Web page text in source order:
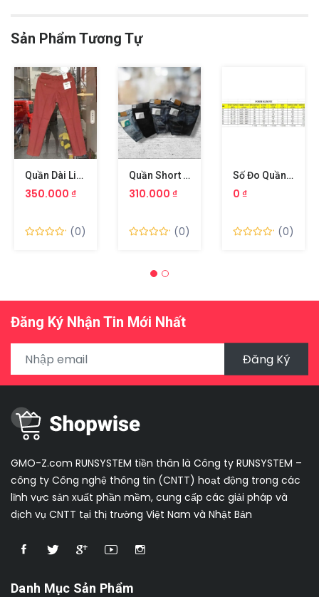
Sản Phẩm Tương Tự
Quần Dài Linen Nam Size 29 30 31 32 34 36 38 40
350.000 ₫
(0)
Quần Short Jean Jacobs Cole Size 28 29 30 31 32 34 36
310.000 ₫
(0)
Số Đo Quần Jean Jacobs Cole Slimfit Các Size 28 29 30 31 32 34 36
0 ₫
(0)
Đăng Ký Nhận Tin Mới Nhất
Đăng Ký
GMO-Z.com RUNSYSTEM tiền thân là Công ty RUNSYSTEM –
công ty Công nghệ thông tin (CNTT) hoạt động trong các
lĩnh vực sản xuất phần mềm, cung cấp các giải pháp và
dịch vụ CNTT tại thị trường Việt Nam và Nhật Bản
Danh Mục Sản Phẩm